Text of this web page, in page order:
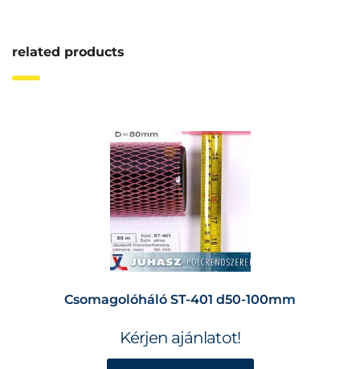
related products
Csomagolóháló ST-401 d50-100mm
Kérjen ajánlatot!